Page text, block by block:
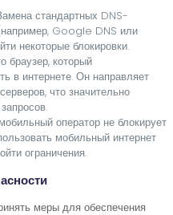
стандартных DNS-
Google DNS или
некоторые блокировки.
браузер, который
в интернете. Он направляет
что значительно
оператор не блокирует
мобильный интернет
ограничения.
меры для обеспечения